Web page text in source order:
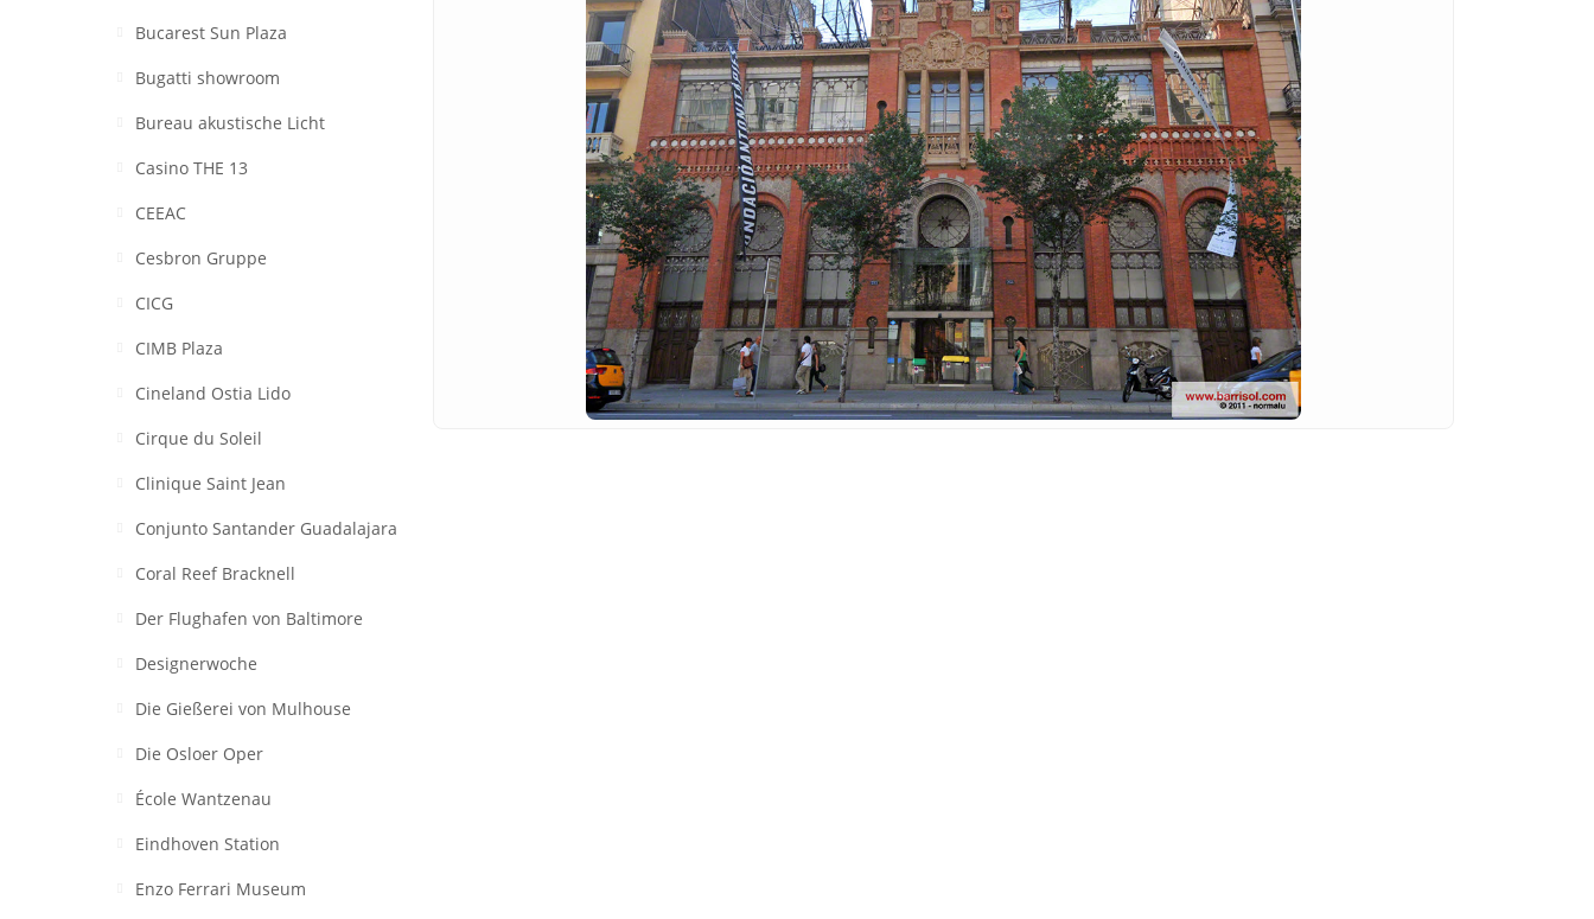
Bucarest Sun Plaza
Bugatti showroom
Bureau akustische Licht
Casino THE 13
CEEAC
Cesbron Gruppe
CICG
CIMB Plaza
Cineland Ostia Lido
Cirque du Soleil
Clinique Saint Jean
Conjunto Santander Guadalajara
Coral Reef Bracknell
Der Flughafen von Baltimore
Designerwoche
Die Gießerei von Mulhouse
Die Osloer Oper
École Wantzenau
Eindhoven Station
Enzo Ferrari Museum